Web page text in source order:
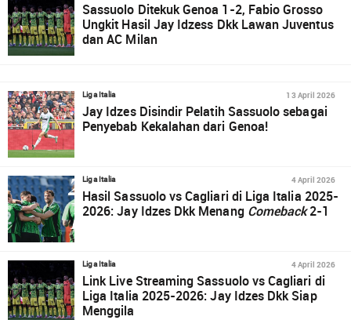
Sassuolo Ditekuk Genoa 1-2, Fabio Grosso
Ungkit Hasil Jay Idzess Dkk Lawan Juventus
dan AC Milan
Liga Italia 13 April 2026
Jay Idzes Disindir Pelatih Sassuolo sebagai
Penyebab Kekalahan dari Genoa!
Liga Italia 4 April 2026
Hasil Sassuolo vs Cagliari di Liga Italia 2025-
2026: Jay Idzes Dkk Menang Comeback2-1
Liga Italia 4 April 2026
Link Live Streaming Sassuolo vs Cagliari di
Liga Italia 2025-2026: Jay Idzes Dkk Siap
Menggila